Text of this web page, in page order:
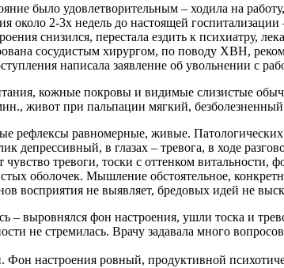
было удовлетворительным – ходила на
2-3х недель до настоящей госпитализации
снизился, перестала ездить к психиатру,
сосудистым хирургом, по поводу ХВН,
написала заявление об увольнении с
кожные покровы и видимые слизистые
живот при пальпации мягкий,
равномерные, живые.
депрессивный, в глазах – тревога, в ходе
тревоги, тоски с оттенком
оболочек. Мышление обстоятельное,
восприятия не выявляет, бредовых идей не
– выровнялся фон настроения, ушли тоска и
не стремилась. Врачу задавала много
настроения ровный, продуктивной